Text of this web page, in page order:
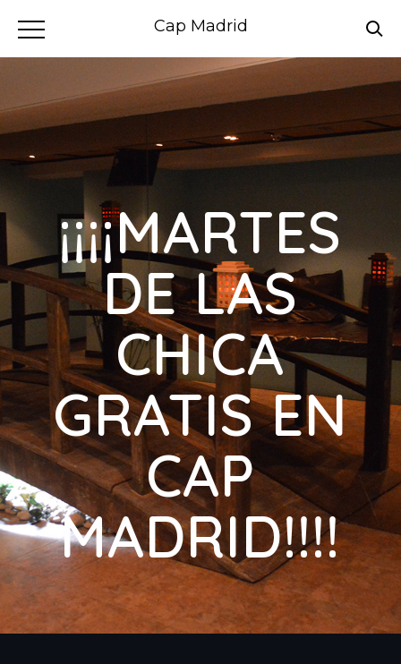
Cap Madrid
¡¡¡¡MARTES
DE LAS
CHICA
GRATIS EN
CAP
MADRID!!!!